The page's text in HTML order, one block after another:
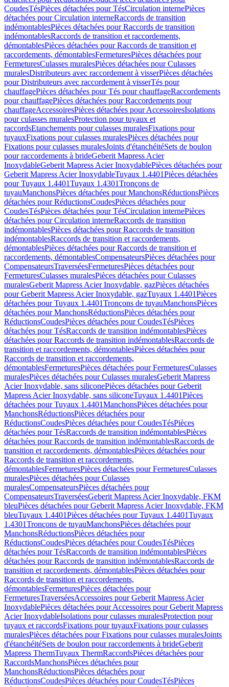
CoudesTésPièces détachées pour TésCirculation internePièces
détachées pour Circulation interneRaccords de transition
indémontablesPièces détachées pour Raccords de transition
indémontablesRaccords de transition et raccordements,
démontablesPièces détachées pour Raccords de transition et
raccordements, démontablesFermeturesPièces détachées pour
FermeturesCulasses muralesPièces détachées pour Culasses
muralesDistributeurs avec raccordement à visserPièces détachées
pour Distributeurs avec raccordement à visserTés pour
chauffagePièces détachées pour Tés pour chauffageRaccordements
pour chauffagePièces détachées pour Raccordements pour
chauffageAccessoiresPièces détachées pour AccessoiresIsolations
pour culasses muralesProtection pour tuyaux et
raccordsEtanchements pour culasses muralesFixations pour
tuyauxFixations pour culasses muralesPièces détachées pour
Fixations pour culasses muralesJoints d'étanchéitéSets de boulon
pour raccordements à brideGeberit Mapress Acier
InoxydableGeberit Mapress Acier InoxydablePièces détachées pour
Geberit Mapress Acier InoxydableTuyaux 1.4401Pièces détachées
pour Tuyaux 1.4401Tuyaux 1.4301Tronçons de
tuyauManchonsPièces détachées pour ManchonsRéductionsPièces
détachées pour RéductionsCoudesPièces détachées pour
CoudesTésPièces détachées pour TésCirculation internePièces
détachées pour Circulation interneRaccords de transition
indémontablesPièces détachées pour Raccords de transition
indémontablesRaccords de transition et raccordements,
démontablesPièces détachées pour Raccords de transition et
raccordements, démontablesCompensateursPièces détachées pour
CompensateursTraverséesFermeturesPièces détachées pour
FermeturesCulasses muralesPièces détachées pour Culasses
muralesGeberit Mapress Acier Inoxydable, gazPièces détachées
pour Geberit Mapress Acier Inoxydable, gazTuyaux 1.4401Pièces
détachées pour Tuyaux 1.4401Tronçons de tuyauManchonsPièces
détachées pour ManchonsRéductionsPièces détachées pour
RéductionsCoudesPièces détachées pour CoudesTésPièces
détachées pour TésRaccords de transition indémontablesPièces
détachées pour Raccords de transition indémontablesRaccords de
transition et raccordements, démontablesPièces détachées pour
Raccords de transition et raccordements,
démontablesFermeturesPièces détachées pour FermeturesCulasses
muralesPièces détachées pour Culasses muralesGeberit Mapress
Acier Inoxydable, sans siliconePièces détachées pour Geberit
Mapress Acier Inoxydable, sans siliconeTuyaux 1.4401Pièces
détachées pour Tuyaux 1.4401ManchonsPièces détachées pour
ManchonsRéductionsPièces détachées pour
RéductionsCoudesPièces détachées pour CoudesTésPièces
détachées pour TésRaccords de transition indémontablesPièces
détachées pour Raccords de transition indémontablesRaccords de
transition et raccordements, démontablesPièces détachées pour
Raccords de transition et raccordements,
démontablesFermeturesPièces détachées pour FermeturesCulasses
muralesPièces détachées pour Culasses
muralesCompensateursPièces détachées pour
CompensateursTraverséesGeberit Mapress Acier Inoxydable, FKM
bleuPièces détachées pour Geberit Mapress Acier Inoxydable, FKM
bleuTuyaux 1.4401Pièces détachées pour Tuyaux 1.4401Tuyaux
1.4301Tronçons de tuyauManchonsPièces détachées pour
ManchonsRéductionsPièces détachées pour
RéductionsCoudesPièces détachées pour CoudesTésPièces
détachées pour TésRaccords de transition indémontablesPièces
détachées pour Raccords de transition indémontablesRaccords de
transition et raccordements, démontablesPièces détachées pour
Raccords de transition et raccordements,
démontablesFermeturesPièces détachées pour
FermeturesTraverséesAccessoires pour Geberit Mapress Acier
InoxydablePièces détachées pour Accessoires pour Geberit Mapress
Acier InoxydableIsolations pour culasses muralesProtection pour
tuyaux et raccordsFixations pour tuyauxFixations pour culasses
muralesPièces détachées pour Fixations pour culasses muralesJoints
d'étanchéitéSets de boulon pour raccordements à brideGeberit
Mapress ThermTuyaux ThermRaccordsPièces détachées pour
RaccordsManchonsPièces détachées pour
ManchonsRéductionsPièces détachées pour
RéductionsCoudesPièces détachées pour CoudesTésPièces